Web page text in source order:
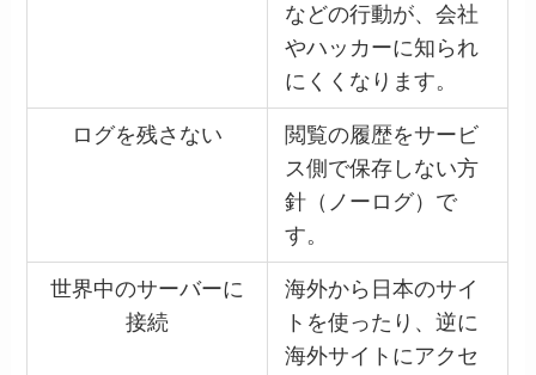
などの行動が、会社
やハッカーに知られ
にくくなります。
ログを残さない
閲覧の履歴をサービ
ス側で保存しない方
針（ノーログ）で
す。
世界中のサーバーに
接続
海外から日本のサイ
トを使ったり、逆に
海外サイトにアクセ